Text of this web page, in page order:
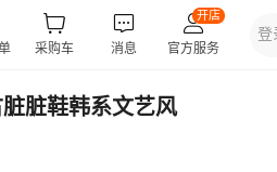
脏鞋韩系文艺风